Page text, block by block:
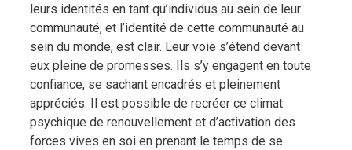
leurs identités en tant qu’individus au sein de leur
communauté, et l’identité de cette communauté au
sein du monde, est clair. Leur voie s’étend devant
eux pleine de promesses. Ils s’y engagent en toute
confiance, se sachant encadrés et pleinement
appréciés. Il est possible de recréer ce climat
psychique de renouvellement et d’activation des
forces vives en soi en prenant le temps de se